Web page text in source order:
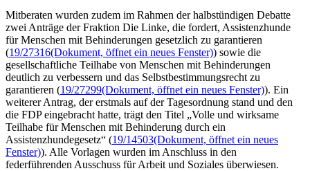
Mitberaten wurden zudem im Rahmen der halbstündigen Debatte
zwei Anträge der Fraktion Die Linke, die fordert, Assistenzhunde
für Menschen mit Behinderungen gesetzlich zu garantieren
(19/27316(Dokument, öffnet ein neues Fenster)) sowie die
gesellschaftliche Teilhabe von Menschen mit Behinderungen
deutlich zu verbessern und das Selbstbestimmungsrecht zu
garantieren (19/27299(Dokument, öffnet ein neues Fenster)). Ein
weiterer Antrag, der erstmals auf der Tagesordnung stand und den
die FDP eingebracht hatte, trägt den Titel „Volle und wirksame
Teilhabe für Menschen mit Behinderung durch ein
Assistenzhundegesetz“ (19/14503(Dokument, öffnet ein neues
Fenster)). Alle Vorlagen wurden im Anschluss in den
federführenden Ausschuss für Arbeit und Soziales überwiesen.